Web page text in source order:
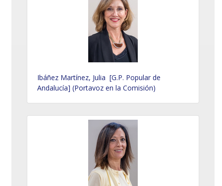
Ibáñez Martínez, Julia [G.P. Popular de
Andalucía] (Portavoz en la Comisión)